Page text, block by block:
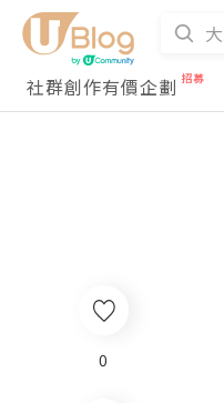
社群創作有價企劃
0